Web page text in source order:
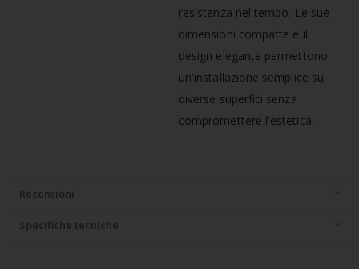
resistenza nel tempo. Le sue
dimensioni compatte e il
design elegante permettono
un'installazione semplice su
diverse superfici senza
compromettere l'estetica.
Recensioni
Specifiche tecniche